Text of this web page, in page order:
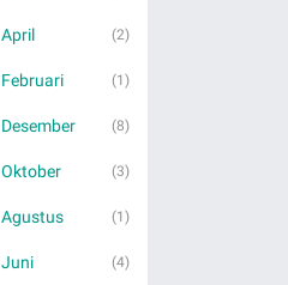
April (2)
Februari (1)
Desember (8)
Oktober (3)
Agustus (1)
Juni (4)